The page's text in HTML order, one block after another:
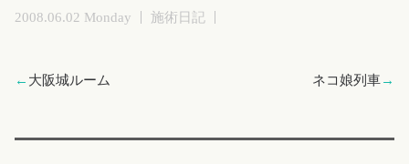
2008.06.02 Monday 施術日記
← 大阪城ルーム ネコ娘列車→